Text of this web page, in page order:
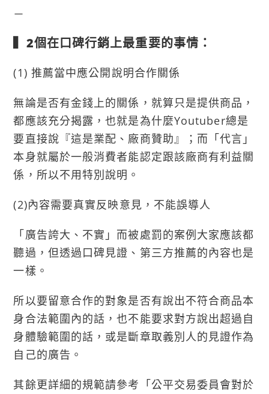
－
▍2個在口碑行銷上最重要的事情：
(1) 推薦當中應公開說明合作關係
無論是否有金錢上的關係，就算只是提供商品，
都應該充分揭露，也就是為什麼Youtuber總是
要直接說『這是業配、廠商贊助』；而「代言」
本身就屬於一般消費者能認定跟該廠商有利益關
係，所以不用特別說明。
(2)內容需要真實反映意見，不能誤導人
「廣告誇大、不實」而被處罰的案例大家應該都
聽過，但透過口碑見證、第三方推薦的內容也是
一樣。
所以要留意合作的對象是否有說出不符合商品本
身合法範圍內的話，也不能要求對方說出超過自
身體驗範圍的話，或是斷章取義別人的見證作為
自己的廣告。
其餘更詳細的規範請參考「公平交易委員會對於